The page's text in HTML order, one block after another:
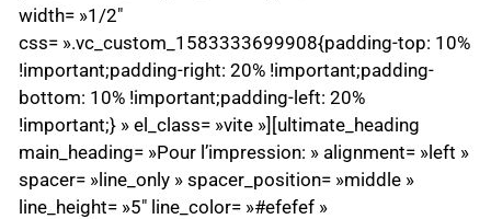
width= »1/2″
css= ».vc_custom_1583333699908{padding-top: 10%
!important;padding-right: 20% !important;padding-
bottom: 10% !important;padding-left: 20%
!important;} » el_class= »vite »][ultimate_heading
main_heading= »Pour l’impression: » alignment= »left »
spacer= »line_only » spacer_position= »middle »
line_height= »5″ line_color= »#efefef »